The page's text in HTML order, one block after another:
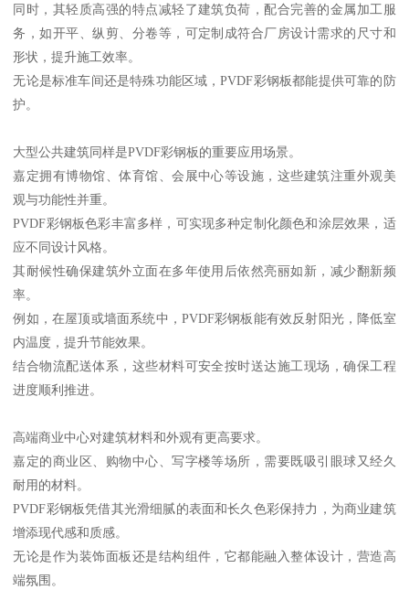
同时，其轻质高强的特点减轻了建筑负荷，配合完善的金属加工服
务，如开平、纵剪、分卷等，可定制成符合厂房设计需求的尺寸和
形状，提升施工效率。
无论是标准车间还是特殊功能区域，PVDF彩钢板都能提供可靠的防
护。
大型公共建筑同样是PVDF彩钢板的重要应用场景。
嘉定拥有博物馆、体育馆、会展中心等设施，这些建筑注重外观美
观与功能性并重。
PVDF彩钢板色彩丰富多样，可实现多种定制化颜色和涂层效果，适
应不同设计风格。
其耐候性确保建筑外立面在多年使用后依然亮丽如新，减少翻新频
率。
例如，在屋顶或墙面系统中，PVDF彩钢板能有效反射阳光，降低室
内温度，提升节能效果。
结合物流配送体系，这些材料可安全按时送达施工现场，确保工程
进度顺利推进。
高端商业中心对建筑材料和外观有更高要求。
嘉定的商业区、购物中心、写字楼等场所，需要既吸引眼球又经久
耐用的材料。
PVDF彩钢板凭借其光滑细腻的表面和长久色彩保持力，为商业建筑
增添现代感和质感。
无论是作为装饰面板还是结构组件，它都能融入整体设计，营造高
端氛围。